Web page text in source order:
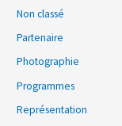
Non classé
Partenaire
Photographie
Programmes
Représentation